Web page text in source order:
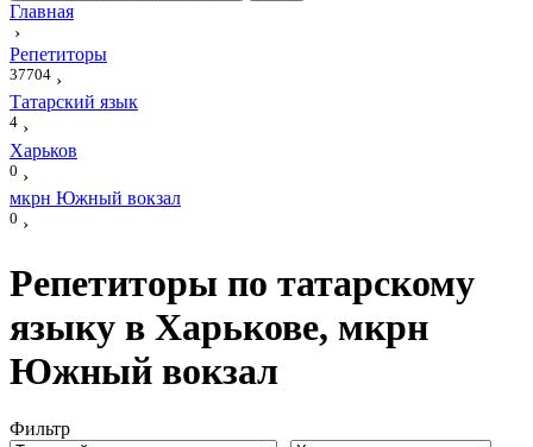
Главная
›
Репетиторы
37704 ›
Татарский язык
4 ›
Харьков
0 ›
мкрн Южный вокзал
0 ›
Репетиторы по татарскому
языку в Харькове, мкрн
Южный вокзал
Фильтр